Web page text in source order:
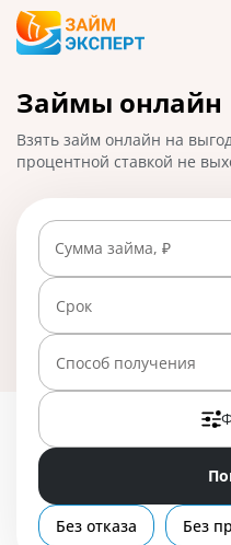
Карты
Кредиты
Ипотека
Займы
Вклады
Бизнес
Займы онлайн
Взять займ онлайн на
процентной ставкой не
онлайн и быстро получить
электронный кошелек. На
предложений со ставкой
Сумма займа, ₽
Срок
Способ получения
Без отказа Без